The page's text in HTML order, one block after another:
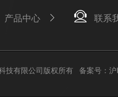
产品中心 联系
技有限公司版权所有 备案号：